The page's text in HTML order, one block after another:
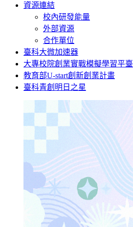
資源連結
校內研發能量
外部資源
合作單位
臺科大微加速器
大專校院創業實戰模擬學習平臺
教育部U-start創新創業計畫
臺科青創明日之星